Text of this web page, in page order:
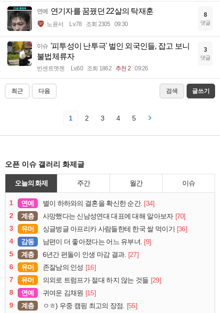
연예 연기자를 꿈꿨던 22살의 탁재훈
노윤서 Lv.78 조회 2305 09:30
8
댓글
이슈 '피투성이 난투극' 벌인 외국인들, 잡고 보니
불법체류자
빈센트멧젠 Lv.60 조회 1862 추천 2 09:26
3
댓글
최근 다음 검색 글쓰기
1 2 3 4 5
오픈 이슈 갤러리 화제글
오늘의 화제 주간 월간 이슈
1 연예 별이 하하와의 결혼을 확신한 순간. [34]
2
계층 사망했다는 신남성연대 대표에 대해 알아보자 [70]
3
유머 싱글벙글 아프리카 사람들한테 한국 쌀 먹이기 [36]
4
감동 남편이 더 좋아졌다는 어느 유부녀. [9]
5
계층 6년간 편돌이 인생 마감 결과. [27]
6
유머 존잘남의 인성 [16]
7
유머 의외로 트럼프가 절대 하지 않는 것들 [29]
8
연예 귀여운 김채원 [15]
9
계층 ㅇㅎ) 우중 캠핑 최고의 장점.
[55]